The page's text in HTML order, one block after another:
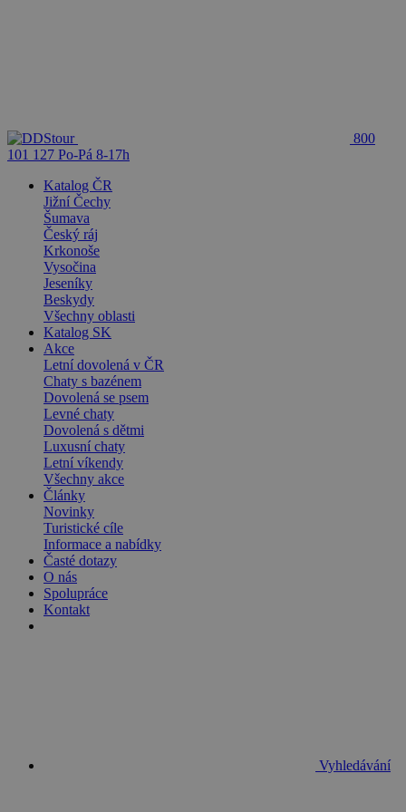
800
101 127 Po-Pá 8-17h
Katalog ČR
Jižní Čechy
Šumava
Český ráj
Krkonoše
Vysočina
Jeseníky
Beskydy
Všechny oblasti
Katalog SK
Akce
Letní dovolená v ČR
Chaty s bazénem
Dovolená se psem
Levné chaty
Dovolená s dětmi
Luxusní chaty
Letní víkendy
Všechny akce
Články
Novinky
Turistické cíle
Informace a nabídky
Časté dotazy
O nás
Spolupráce
Kontakt
Vyhledávání